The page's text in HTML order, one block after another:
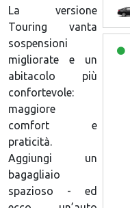
La versione
Touring vanta
sospensioni
migliorate e un
abitacolo più
confortevole:
maggiore
comfort e
praticità.
Aggiungi un
bagagliaio
spazioso - ed